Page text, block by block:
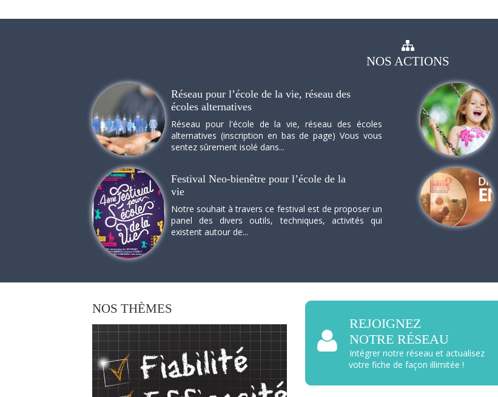
NOS ACTIONS
Réseau pour l’école de la vie, réseau des
écoles alternatives
Réseau pour l'école de la vie, réseau des écoles
alternatives (inscription en bas de page) Vous vous
sentez sûrement isolé dans...
Festival Neo-bienêtre pour l’école de la
vie
Notre souhait à travers ce festival est de proposer un
panel des divers outils, techniques, activités qui
existent autour de...
NOS THÈMES
REJOIGNEZ
NOTRE RÉSEAU
Intégrer notre réseau et actualisez
votre fiche de façon illimitée !